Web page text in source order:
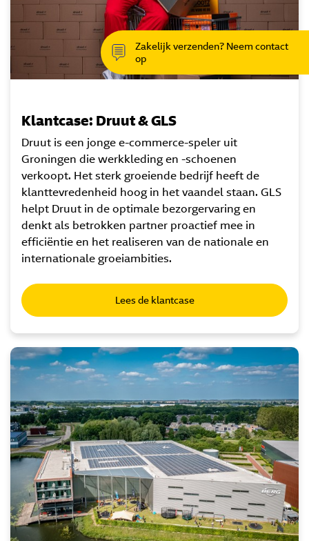
Klantcase: Druut & GLS
Druut is een jonge e-commerce-speler uit
Groningen die werkkleding en -schoenen
verkoopt. Het sterk groeiende bedrijf heeft de
klanttevredenheid hoog in het vaandel staan. GLS
helpt Druut in de optimale bezorgervaring en
denkt als betrokken partner proactief mee in
efficiëntie en het realiseren van de nationale en
internationale groeiambities.
Lees de klantcase
Zakelijk verzenden? Neem contact
op